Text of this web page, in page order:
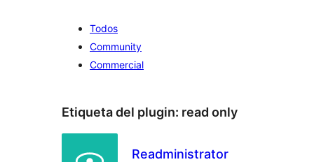
Todos
Community
Commercial
Etiqueta del plugin: read only
Readministrator